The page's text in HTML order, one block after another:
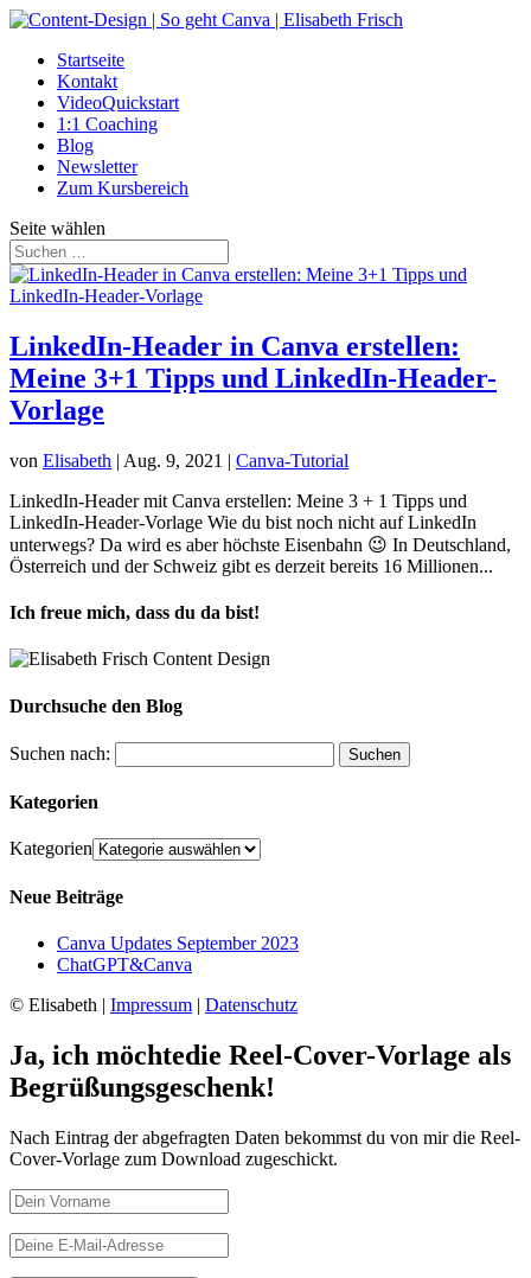
Startseite
Kontakt
VideoQuickstart
1:1 Coaching
Blog
Newsletter
Zum Kursbereich
Seite wählen
LinkedIn-Header in Canva erstellen:
Meine 3+1 Tipps und LinkedIn-Header-
Vorlage
von Elisabeth | Aug. 9, 2021 | Canva-Tutorial
LinkedIn-Header mit Canva erstellen: Meine 3 + 1 Tipps und
LinkedIn-Header-Vorlage Wie du bist noch nicht auf LinkedIn
unterwegs? Da wird es aber höchste Eisenbahn 😉 In Deutschland,
Österreich und der Schweiz gibt es derzeit bereits 16 Millionen...
Ich freue mich, dass du da bist!
Durchsuche den Blog
Suchen nach:
Kategorien
Kategorien
Neue Beiträge
Canva Updates September 2023
ChatGPT&Canva
© Elisabeth | Impressum | Datenschutz
Ja, ich möchtedie Reel-Cover-Vorlage als
Begrüßungsgeschenk!
Nach Eintrag der abgefragten Daten bekommst du von mir die Reel-
Cover-Vorlage zum Download zugeschickt.